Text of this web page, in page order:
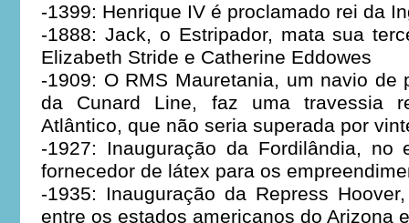
-1399: Henrique IV é proclamado rei da
-1888: Jack, o Estripador, mata sua
Elizabeth Stride e Catherine Eddowes
-1909: O RMS Mauretania, um navio de
da Cunard Line, faz uma travessia
Atlântico, que não seria superada por
-1927: Inauguração da Fordilândia, no
fornecedor de látex para os
-1935: Inauguração da Repress
entre os estados americanos do Arizona